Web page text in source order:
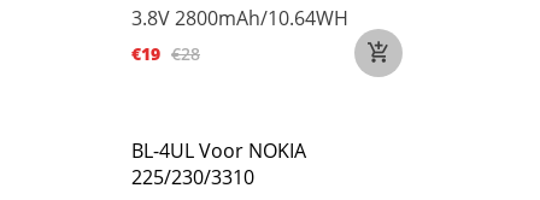
3.8V2800mAh/10.64WH
€19 €28
BL-4UL Voor NOKIA
225/230/3310